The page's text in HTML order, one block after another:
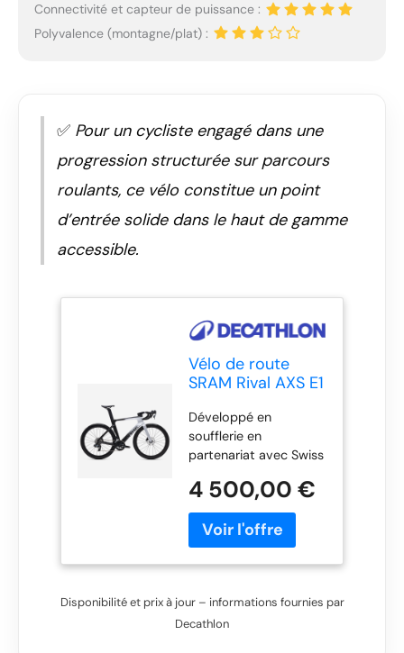
Connectivité et capteur de puissance :
Polyvalence (montagne/plat) :
✅ Pour un cycliste engagé dans une
progression structurée sur parcours
roulants, ce vélo constitue un point
d’entrée solide dans le haut de gamme
accessible.
Vélo de route
SRAM Rival AXS E1
puissance, RCR-F
Pro Gris
Développé en
soufflerie en
partenariat avec Swiss
course par les
coureurs
professionnels de
Decathlon - CMA
CGM, le velo de route
coursiers prêts à
performer-Bienvenue
4 500,00 €
Disponibilité et prix à jour – informations fournies par
Decathlon